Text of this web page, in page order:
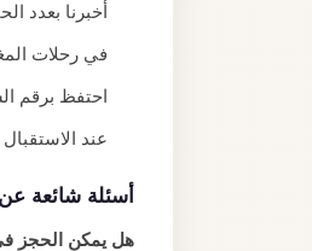
أخبرنا بعدد
في رحلات المغادرة،
احتفظ برقم
عند
أسئلة شائعة
هل يمكن الحجز